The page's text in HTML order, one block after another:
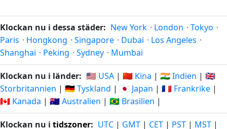
Klockan nu i dessa städer: New York · London · Tokyo ·
Paris · Hongkong · Singapore · Dubai · Los Angeles ·
Shanghai · Peking · Sydney · Mumbai
Klockan nu i länder: 🇺🇸 USA | 🇨🇳 Kina | 🇮🇳 Indien | 🇬🇧
Storbritannien | 🇩🇪 Tyskland | 🇯🇵 Japan | 🇫🇷 Frankrike |
🇨🇦 Kanada | 🇦🇺 Australien | 🇧🇷 Brasilien |
Klockan nu i tidszoner: UTC | GMT | CET | PST | MST |